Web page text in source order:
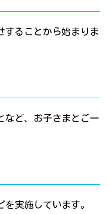
することから始まりま
など、お子さまとご一
実施しています。